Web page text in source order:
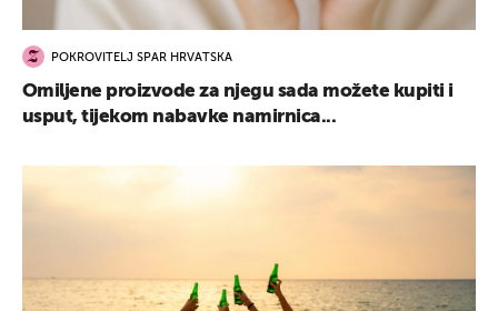
POKROVITELJ SPAR HRVATSKA
Omiljene proizvode za njegu sada možete kupiti i
usput, tijekom nabavke namirnica...